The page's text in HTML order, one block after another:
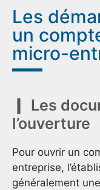
Les
un
micro-
Les
l’ouverture
Pour ouvrir un
entreprise,
généralement